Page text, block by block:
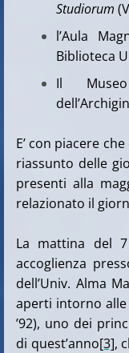
Studiorum
l’Aula
Biblioteca
Il
E’ con piacere
riassunto delle
presenti alla
relazionato il
La mattina del
accoglienza
dell’Univ. Alma
aperti intorno alle
’92), uno dei
di quest’anno[3],